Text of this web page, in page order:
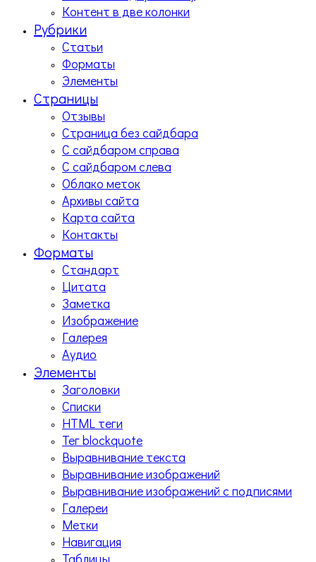
Контент в две колонки
Рубрики
Статьи
Форматы
Элементы
Страницы
Отзывы
Страница без сайдбара
С сайдбаром справа
С сайдбаром слева
Облако меток
Архивы сайта
Карта сайта
Контакты
Форматы
Стандарт
Цитата
Заметка
Изображение
Галерея
Аудио
Элементы
Заголовки
Списки
HTML теги
Тег blockquote
Выравнивание текста
Выравнивание изображений
Выравнивание изображений с подписями
Галереи
Метки
Навигация
Таблицы